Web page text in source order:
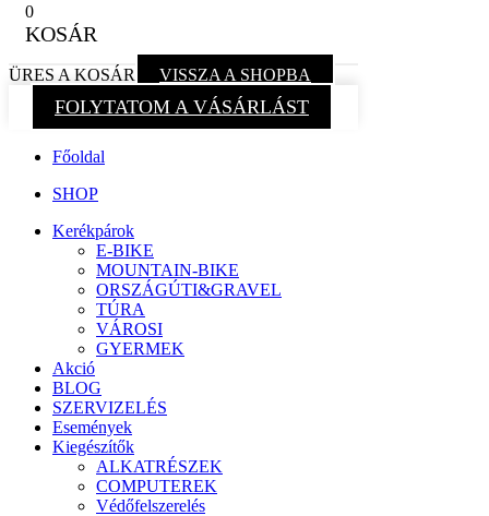
0
KOSÁR
ÜRES A KOSÁR VISSZA A SHOPBA
FOLYTATOM A VÁSÁRLÁST
Főoldal
SHOP
Kerékpárok
E-BIKE
MOUNTAIN-BIKE
ORSZÁGÚTI&GRAVEL
TÚRA
VÁROSI
GYERMEK
Akció
BLOG
SZERVIZELÉS
Események
Kiegészítők
ALKATRÉSZEK
COMPUTEREK
Védőfelszerelés